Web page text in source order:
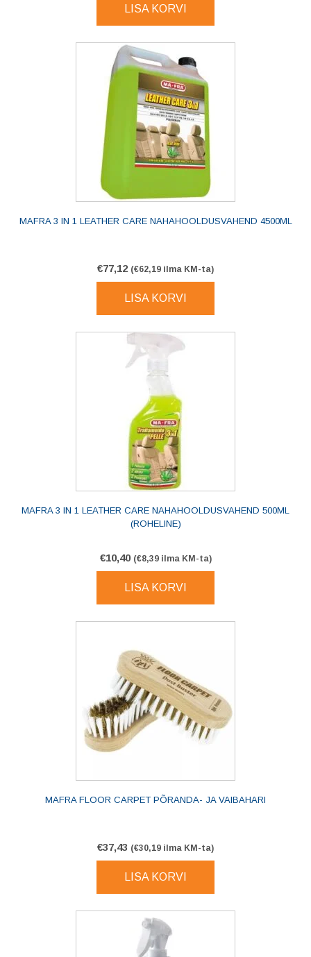
LISA KORVI
MAFRA 3 IN 1 LEATHER CARE NAHAHOOLDUSVAHEND 4500ML
€77,12 (€62,19 ilma KM-ta)
LISA KORVI
MAFRA 3 IN 1 LEATHER CARE NAHAHOOLDUSVAHEND 500ML
(ROHELINE)
€10,40 (€8,39ilma KM-ta)
LISA KORVI
MAFRA FLOOR CARPET PÕRANDA- JA VAIBAHARI
€37,43 (€30,19 ilma KM-ta)
LISA KORVI